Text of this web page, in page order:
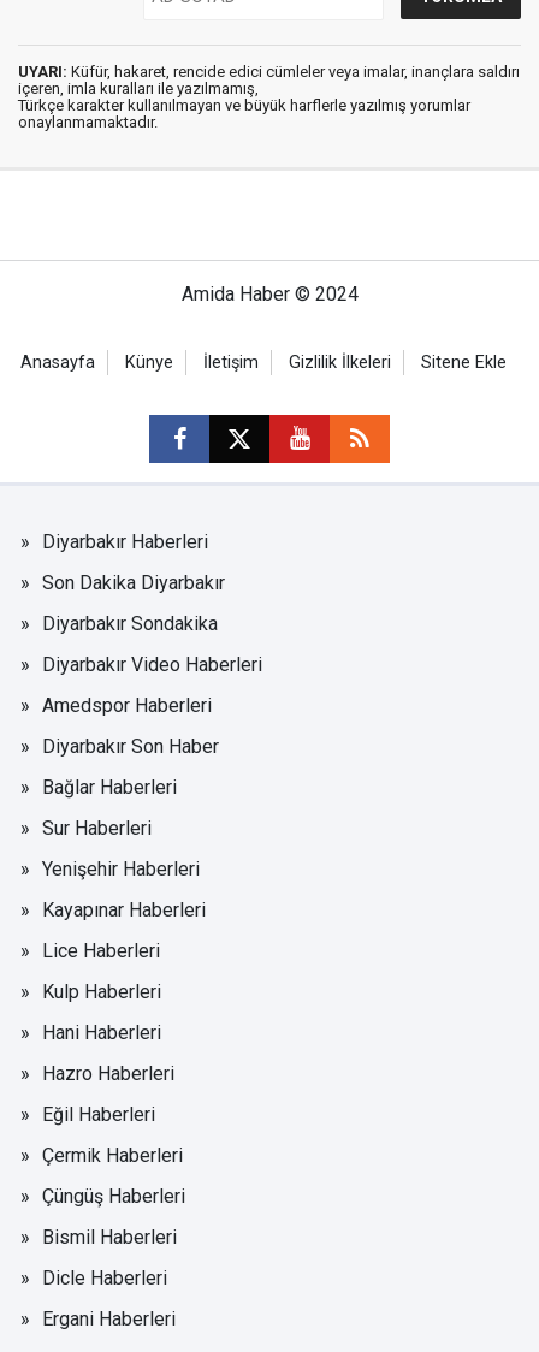
UYARI: Küfür, hakaret, rencide edici cümleler veya imalar, inançlara saldırı
içeren, imla kuralları ile yazılmamış,
Türkçe karakter kullanılmayan ve büyük harflerle yazılmış yorumlar
onaylanmamaktadır.
Amida Haber © 2024
Anasayfa Künye İletişim Gizlilik İlkeleri Sitene Ekle
Diyarbakır Haberleri
Son Dakika Diyarbakır
Diyarbakır Sondakika
Diyarbakır Video Haberleri
Amedspor Haberleri
Diyarbakır Son Haber
Bağlar Haberleri
Sur Haberleri
Yenişehir Haberleri
Kayapınar Haberleri
Lice Haberleri
Kulp Haberleri
Hani Haberleri
Hazro Haberleri
Eğil Haberleri
Çermik Haberleri
Çüngüş Haberleri
Bismil Haberleri
Dicle Haberleri
Ergani Haberleri